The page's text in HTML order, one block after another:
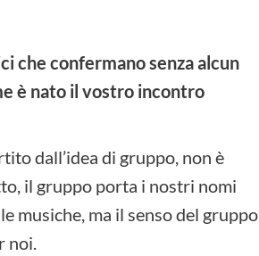
che confermano senza alcun
è nato il vostro incontro
dall’idea di gruppo, non è
il gruppo porta i nostri nomi
musiche, ma il senso del gruppo
noi.